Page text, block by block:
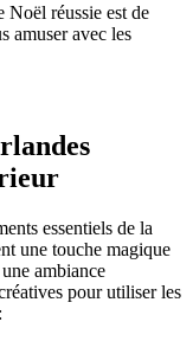
Noël réussie est de
amuser avec les
essentiels de la
une touche magique
ambiance
pour utiliser les